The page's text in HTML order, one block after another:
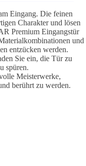
Eingang. Die feinen
Charakter und lösen
Premium Eingangstür
und
entzücken werden.
Sie ein, die Tür zu
spüren.
Meisterwerke,
berührt zu werden.